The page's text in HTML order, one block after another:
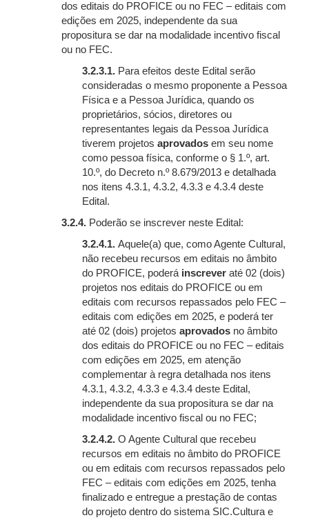
dos editais do PROFICE ou no FEC – editais com
edições em 2025, independente da sua
propositura se dar na modalidade incentivo fiscal
ou no FEC.
3.2.3.1. Para efeitos deste Edital serão
consideradas o mesmo proponente a Pessoa
Física e a Pessoa Jurídica, quando os
proprietários, sócios, diretores ou
representantes legais da Pessoa Jurídica
tiverem projetosaprovadosem seu nome
como pessoa física, conforme o § 1.º, art.
10.º, do Decreto n.º 8.679/2013 e detalhada
nos itens 4.3.1, 4.3.2, 4.3.3 e 4.3.4 deste
Edital.
3.2.4. Poderão se inscrever neste Edital:
3.2.4.1.Aquele(a) que, como Agente Cultural,
não recebeu recursos em editais no âmbito
do PROFICE, poderá inscreveraté 02 (dois)
projetos nos editais do PROFICE ou em
editais com recursos repassados pelo FEC –
editais com edições em 2025, e poderá ter
até 02 (dois) projetosaprovados no âmbito
dos editais do PROFICE ou no FEC – editais
com edições em 2025, em atenção
complementar à regra detalhada nos itens
4.3.1, 4.3.2, 4.3.3 e 4.3.4 deste Edital,
independente da sua propositura se dar na
modalidade incentivo fiscal ou no FEC;
3.2.4.2. O Agente Cultural que recebeu
recursos em editais no âmbito do PROFICE
ou em editais com recursos repassados pelo
FEC – editais com edições em 2025, tenha
finalizado e entregue a prestação de contas
do projeto dentro do sistema SIC.Cultura e